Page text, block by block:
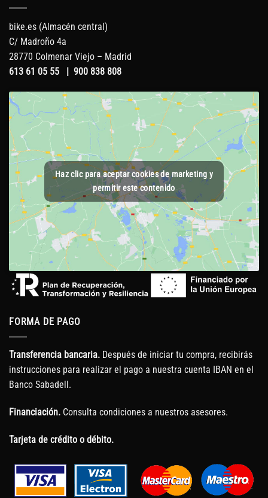
bike.es (Almacén central)
C/ Madroño 4a
28770 Colmenar Viejo – Madrid
613 61 05 55 | 900 838 808
Haz clic para aceptar cookies de marketing y
permitir este contenido
FORMA DE PAGO
Transferencia bancaria. Después de iniciar tu compra, recibirás
instrucciones para realizar el pago a nuestra cuenta IBAN en el
Banco Sabadell.
Financiación. Consulta condiciones a nuestros asesores.
Tarjeta de crédito o débito.